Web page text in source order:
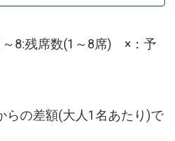
8:残席数(1～8席) ×：予
らの差額(大人1名あたり)で